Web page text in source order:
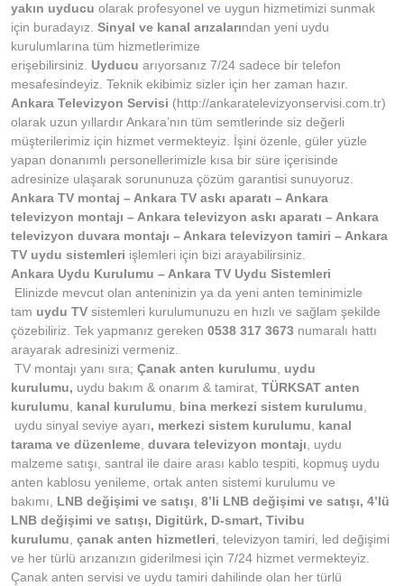
yakın uyducu olarak profesyonel ve uygun hizmetimizi sunmak
için buradayız. Sinyal ve kanal arızalarından yeni uydu
kurulumlarına tüm hizmetlerimize
erişebilirsiniz. Uyducu arıyorsanız 7/24 sadece bir telefon
mesafesindeyiz. Teknik ekibimiz sizler için her zaman hazır.
Ankara Televizyon Servisi (http://ankaratelevizyonservisi.com.tr)
olarak uzun yıllardır Ankara’nın tüm semtlerinde siz değerli
müşterilerimiz için hizmet vermekteyiz. İşini özenle, güler yüzle
yapan donanımlı personellerimizle kısa bir süre içerisinde
adresinize ulaşarak sorununuza çözüm garantisi sunuyoruz.
Ankara TV montaj – Ankara TV askı aparatı – Ankara
televizyon montajı – Ankara televizyon askı aparatı – Ankara
televizyon duvara montajı – Ankara televizyon tamiri – Ankara
TV uydu sistemleri işlemleri için bizi arayabilirsiniz.
Ankara Uydu Kurulumu – Ankara TV Uydu Sistemleri
Elinizde mevcut olan anteninizin ya da yeni anten teminimizle
tam uydu TV sistemleri kurulumunuzu en hızlı ve sağlam şekilde
çözebiliriz. Tek yapmanız gereken 0538 317 3673 numaralı hattı
arayarak adresinizi vermeniz.
TV montajı yanı sıra; Çanak anten kurulumu, uydu
kurulumu, uydu bakım & onarım & tamirat, TÜRKSAT anten
kurulumu, kanal kurulumu, bina merkezi sistem kurulumu,
uydu sinyal seviye ayarı, merkezi sistem kurulumu, kanal
tarama ve düzenleme, duvara televizyon montajı, uydu
malzeme satışı, santral ile daire arası kablo tespiti, kopmuş uydu
anten kablosu yenileme, ortak anten sistemi kurulumu ve
bakımı, LNB değişimi ve satışı, 8’li LNB değişimi ve satışı, 4’lü
LNB değişimi ve satışı, Digitürk, D-smart, Tivibu
kurulumu, çanak anten hizmetleri, televizyon tamiri, led değişimi
ve her türlü arızanızın giderilmesi için 7/24 hizmet vermekteyiz.
Çanak anten servisi ve uydu tamiri dahilinde olan her türlü